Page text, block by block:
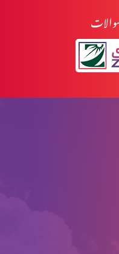
1)
(حصہ 2)
(حصہ 1)